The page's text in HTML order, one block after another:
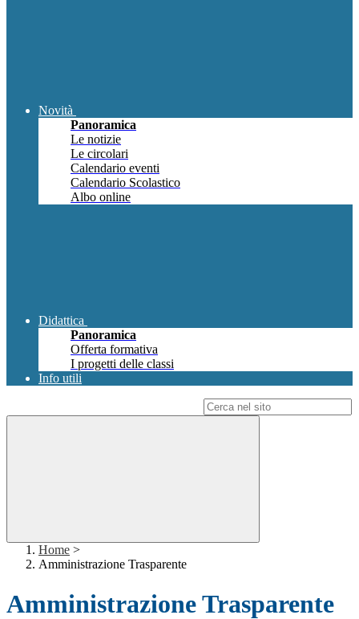
Novità
Panoramica
Le notizie
Le circolari
Calendario eventi
Calendario Scolastico
Albo online
Didattica
Panoramica
Offerta formativa
I progetti delle classi
Info utili
Home >
Amministrazione Trasparente
Amministrazione Trasparente